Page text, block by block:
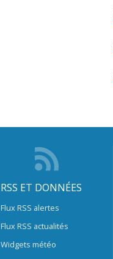
RSS ET DONNÉES
Flux RSS alertes
Flux RSS actualités
Widgets météo